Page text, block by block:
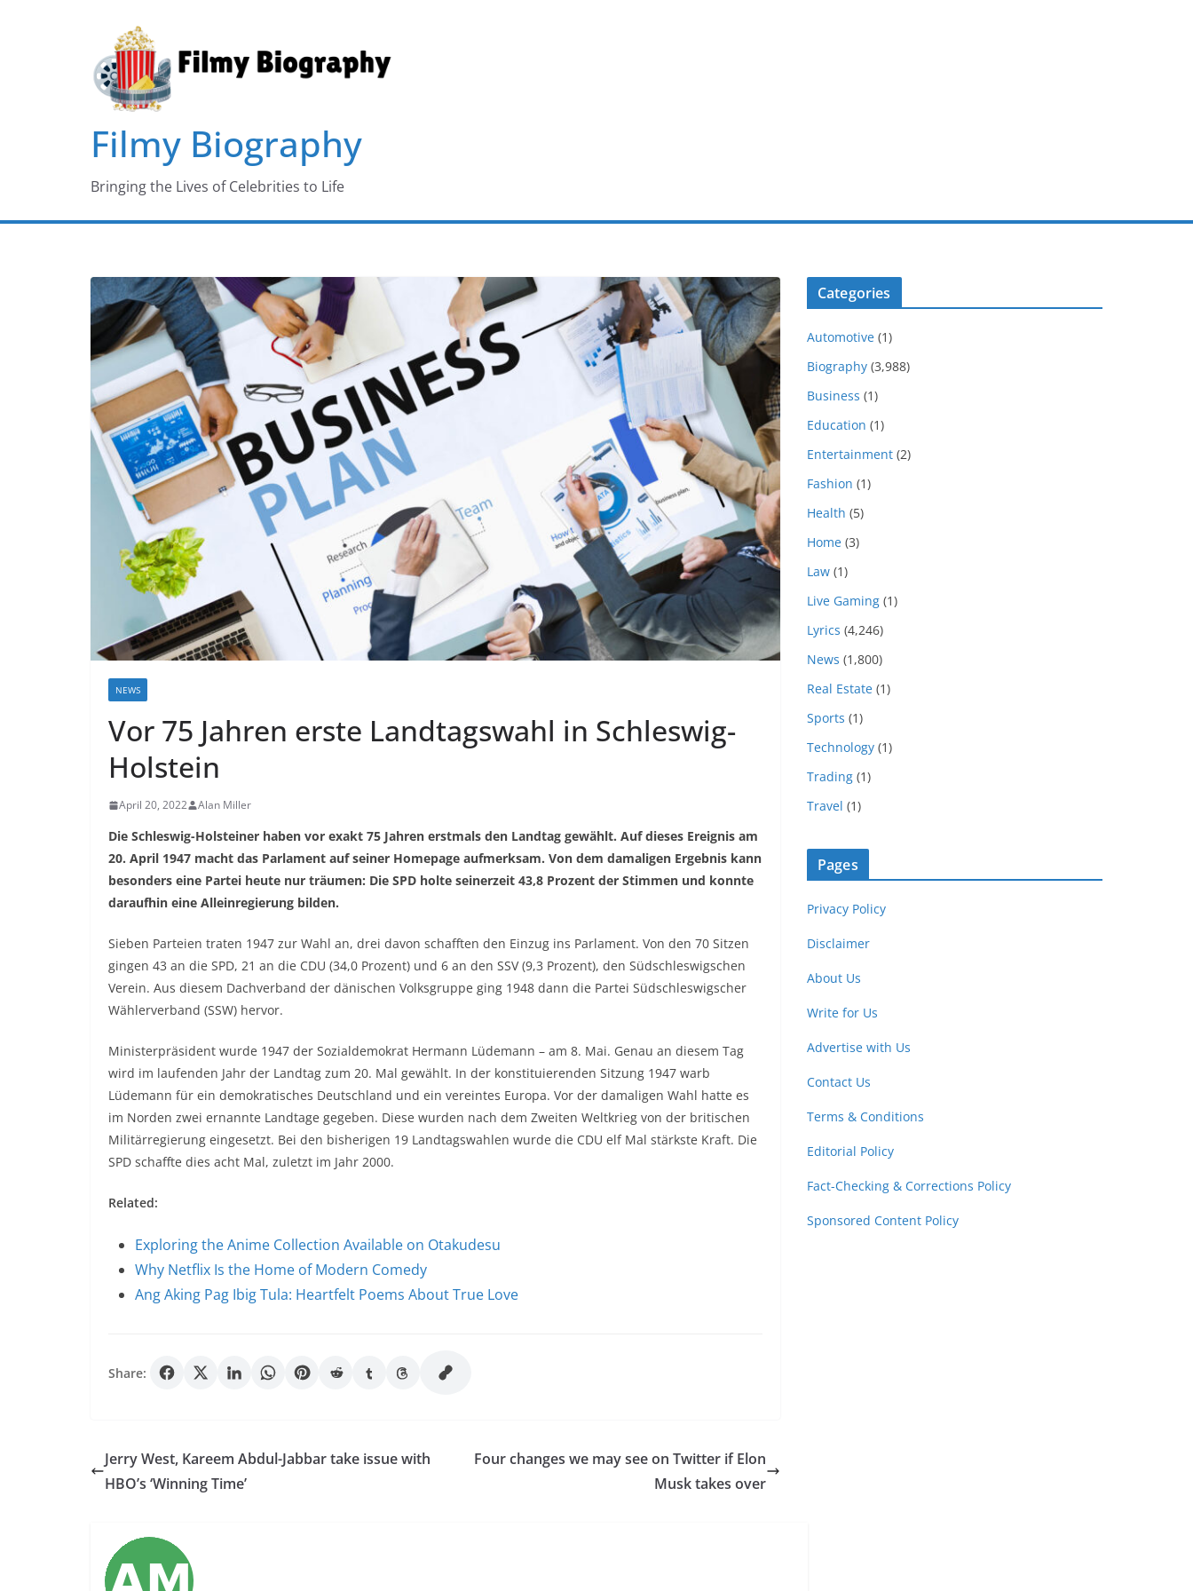
Filmy Biography
Bringing the Lives of Celebrities to Life
NEWS
Vor 75 Jahren erste Landtagswahl in Schleswig-
Holstein
April 20, 2022 Alan Miller
Die Schleswig-Holsteiner haben vor exakt 75 Jahren erstmals den Landtag gewählt. Auf dieses Ereignis am
20. April 1947 macht das Parlament auf seiner Homepage aufmerksam. Von dem damaligen Ergebnis kann
besonders eine Partei heute nur träumen: Die SPD holte seinerzeit 43,8 Prozent der Stimmen und konnte
daraufhin eine Alleinregierung bilden.
Sieben Parteien traten 1947 zur Wahl an, drei davon schafften den Einzug ins Parlament. Von den 70 Sitzen
gingen 43 an die SPD, 21 an die CDU (34,0 Prozent) und 6 an den SSV (9,3 Prozent), den Südschleswigschen
Verein. Aus diesem Dachverband der dänischen Volksgruppe ging 1948 dann die Partei Südschleswigscher
Wählerverband (SSW) hervor.
Ministerpräsident wurde 1947 der Sozialdemokrat Hermann Lüdemann – am 8. Mai. Genau an diesem Tag
wird im laufenden Jahr der Landtag zum 20. Mal gewählt. In der konstituierenden Sitzung 1947 warb
Lüdemann für ein demokratisches Deutschland und ein vereintes Europa. Vor der damaligen Wahl hatte es
im Norden zwei ernannte Landtage gegeben. Diese wurden nach dem Zweiten Weltkrieg von der britischen
Militärregierung eingesetzt. Bei den bisherigen 19 Landtagswahlen wurde die CDU elf Mal stärkste Kraft. Die
SPD schaffte dies acht Mal, zuletzt im Jahr 2000.
Related:
Exploring the Anime Collection Available on Otakudesu
Why Netflix Is the Home of Modern Comedy
Ang Aking Pag Ibig Tula: Heartfelt Poems About True Love
Share:
Jerry West, Kareem Abdul-Jabbar take issue with
HBO’s ‘Winning Time’
Four changes we may see on Twitter if Elon
Musk takes over
Categories
Automotive (1)
Biography (3,988)
Business (1)
Education (1)
Entertainment (2)
Fashion (1)
Health (5)
Home (3)
Law (1)
Live Gaming (1)
Lyrics (4,246)
News (1,800)
Real Estate (1)
Sports (1)
Technology (1)
Trading (1)
Travel (1)
Pages
Privacy Policy
Disclaimer
About Us
Write for Us
Advertise with Us
Contact Us
Terms & Conditions
Editorial Policy
Fact-Checking & Corrections Policy
Sponsored Content Policy